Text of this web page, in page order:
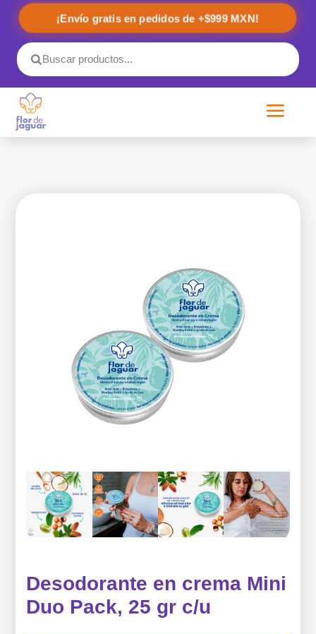
¡Envío gratis en pedidos de +$999 MXN!
a
Desodorante en crema Mini
Duo Pack, 25 gr c/u